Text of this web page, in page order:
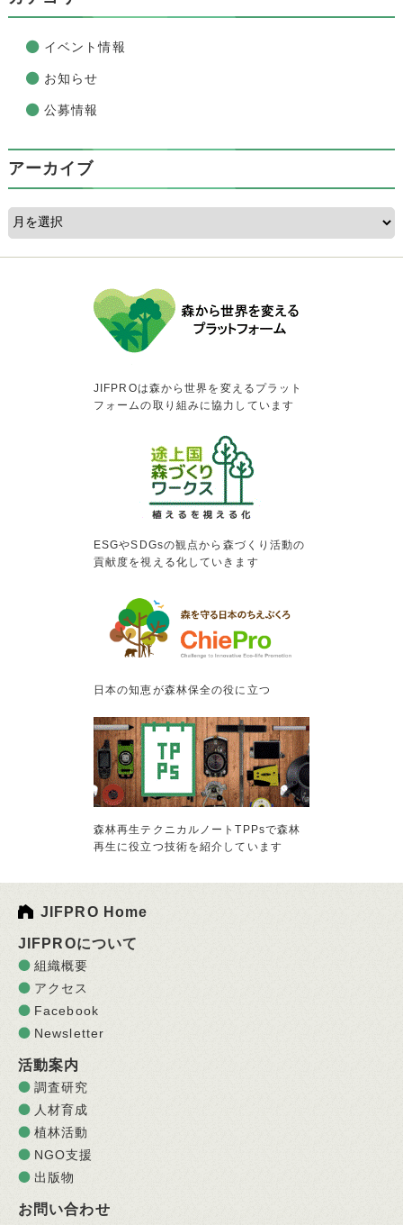
イベント情報
お知らせ
公募情報
アーカイブ
JIFPROは森から世界を変えるプラット
フォームの取り組みに協力しています
ESGやSDGsの観点から森づくり活動の
貢献度を視える化していきます
日本の知恵が森林保全の役に立つ
森林再生テクニカルノートTPPsで森林
再生に役立つ技術を紹介しています
JIFPRO Home
JIFPROについて
組織概要
アクセス
Facebook
Newsletter
活動案内
調査研究
人材育成
植林活動
NGO支援
出版物
お問い合わせ